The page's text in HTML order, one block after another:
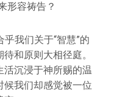
形容祷告？
我们关于“智慧”的
和原则大相径庭。
活沉浸于神所赐的温
候我们却感觉被一位